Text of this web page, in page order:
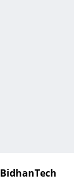
BidhanTech